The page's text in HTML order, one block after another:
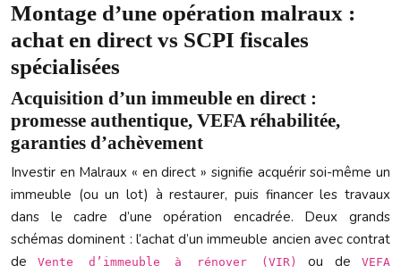
Montage d’une opération malraux :
achat en direct vs SCPI fiscales
spécialisées
Acquisition d’un immeuble en direct :
promesse authentique, VEFA réhabilitée,
garanties d’achèvement
Investir en Malraux « en direct » signifie acquérir soi-même un
immeuble (ou un lot) à restaurer, puis financer les travaux
dans le cadre d’une opération encadrée. Deux grands
schémas dominent : l’achat d’un immeuble ancien avec contrat
deVente d’immeuble à rénover (VIR) ou de
VEFA